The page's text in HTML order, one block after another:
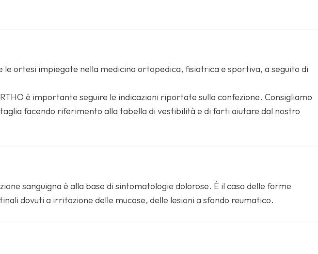
ortesi impiegate nella medicina ortopedica, fisiatrica e sportiva, a seguito di
è importante seguire le indicazioni riportate sulla confezione. Consigliamo
facendo riferimento alla tabella di vestibilità e di farti aiutare dal nostro
sanguigna è alla base di sintomatologie dolorose. È il caso delle forme
dovuti a irritazione delle mucose, delle lesioni a sfondo reumatico.